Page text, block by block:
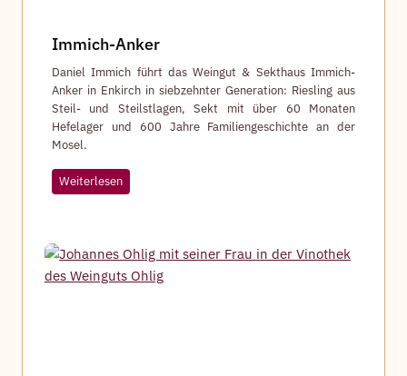
Immich-Anker
Daniel Immich führt das Weingut & Sekthaus Immich-
Anker in Enkirch in siebzehnter Generation: Riesling aus
Steil- und Steilstlagen, Sekt mit über 60 Monaten
Hefelager und 600 Jahre Familiengeschichte an der
Mosel.
WeiterlesenI
m
c
h